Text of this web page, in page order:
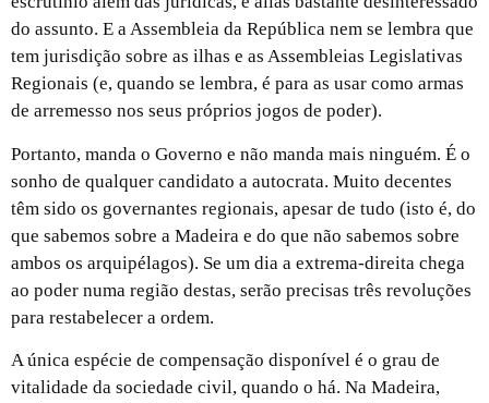
do assunto. E a Assembleia da República nem se lembra que
tem jurisdição sobre as ilhas e as Assembleias Legislativas
Regionais (e, quando se lembra, é para as usar como armas
de arremesso nos seus próprios jogos de poder).
Portanto, manda o Governo e não manda mais ninguém. É o
sonho de qualquer candidato a autocrata. Muito decentes
têm sido os governantes regionais, apesar de tudo (isto é, do
que sabemos sobre a Madeira e do que não sabemos sobre
ambos os arquipélagos). Se um dia a extrema-direita chega
ao poder numa região destas, serão precisas três revoluções
para restabelecer a ordem.
A única espécie de compensação disponível é o grau de
vitalidade da sociedade civil, quando o há. Na Madeira,